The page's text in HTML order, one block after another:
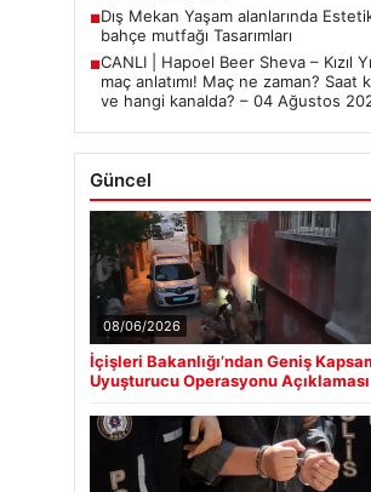
■Dış Mekan Yaşam alanlarında
bahçe mutfağı Tasarımları
■CANLI | Hapoel Beer Sheva – Kızıl
maç anlatımı! Maç ne zaman? Saat
ve hangi kanalda? – 04 Ağustos
Güncel
08/06/2026
İçişleri Bakanlığı’ndan Geniş
Uyuşturucu Operasyonu Açıklaması